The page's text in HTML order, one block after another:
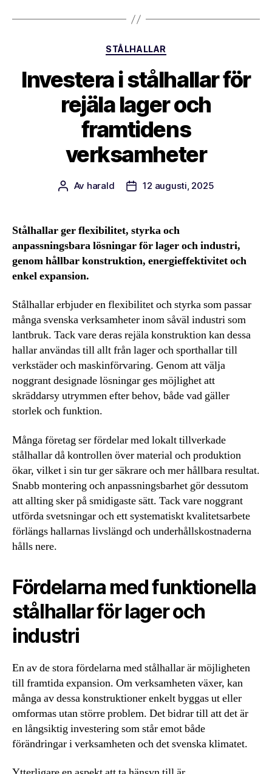
Kategorier
STÅLHALLAR
Investera i stålhallar för
rejäla lager och
framtidens
verksamheter
Inläggsförfattare
Av harald Inläggsdatum
12 augusti, 2025
Stålhallar ger flexibilitet, styrka och
anpassningsbara lösningar för lager och industri,
genom hållbar konstruktion, energieffektivitet och
enkel expansion.
Stålhallar erbjuder en flexibilitet och styrka som passar
många svenska verksamheter inom såväl industri som
lantbruk. Tack vare deras rejäla konstruktion kan dessa
hallar användas till allt från lager och sporthallar till
verkstäder och maskinförvaring. Genom att välja
noggrant designade lösningar ges möjlighet att
skräddarsy utrymmen efter behov, både vad gäller
storlek och funktion.
Många företag ser fördelar med lokalt tillverkade
stålhallar då kontrollen över material och produktion
ökar, vilket i sin tur ger säkrare och mer hållbara resultat.
Snabb montering och anpassningsbarhet gör dessutom
att allting sker på smidigaste sätt. Tack vare noggrant
utförda svetsningar och ett systematiskt kvalitetsarbete
förlängs hallarnas livslängd och underhållskostnaderna
hålls nere.
Fördelarna med funktionella
stålhallar för lager och
industri
En av de stora fördelarna med stålhallar är möjligheten
till framtida expansion. Om verksamheten växer, kan
många av dessa konstruktioner enkelt byggas ut eller
omformas utan större problem. Det bidrar till att det är
en långsiktig investering som står emot både
förändringar i verksamheten och det svenska klimatet.